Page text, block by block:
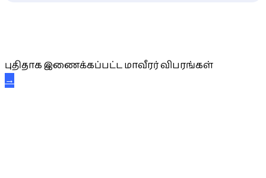
புதிதாக இணைக்கப்பட்ட மாவீரர் விபரங்கள்
→